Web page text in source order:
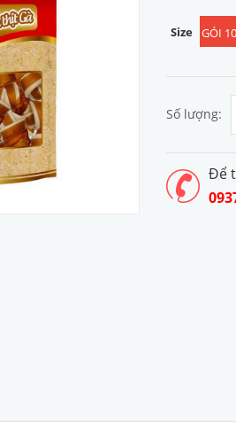
Size GÓI
Số lượng:
Để